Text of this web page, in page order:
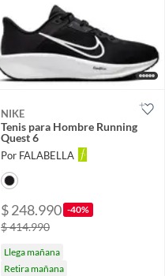
NIKE
Tenis para Hombre Running
Quest 6
Por FALABELLA
$ 248.990 -40%
$ 414.990
Llega mañana
Retira mañana